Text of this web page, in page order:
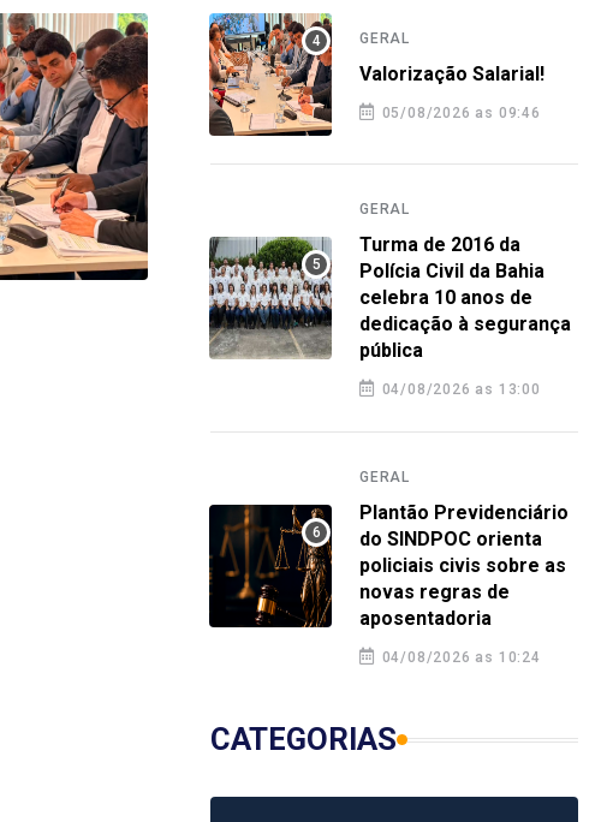
GERAL
Turma de 2016 da Polícia Civil da
Bahia celebra 10 anos de
GERAL
Valorização Salarial!
05/08/2026 as 09:46
GERAL
Turma de 2016 da
Polícia Civil da Bahia
celebra 10 anos de
dedicação à segurança
pública
04/08/2026 as 13:00
GERAL
Plantão Previdenciário
do SINDPOC orienta
policiais civis sobre as
novas regras de
aposentadoria
04/08/2026 as 10:24
CATEGORIAS